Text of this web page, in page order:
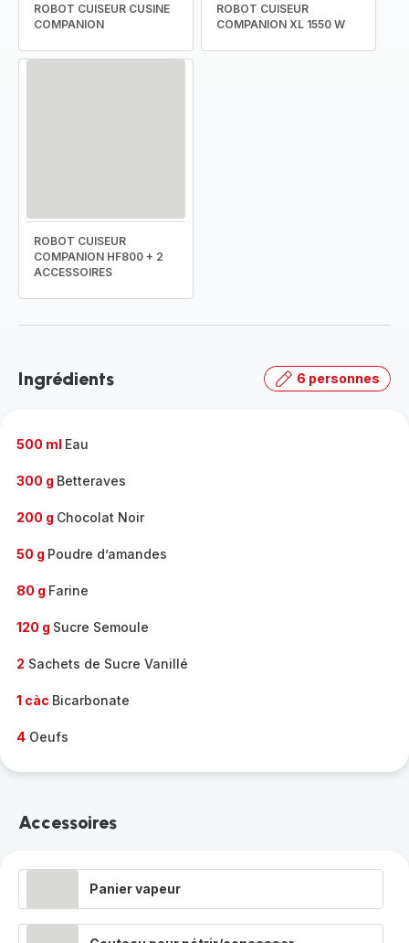
ROBOT CUISEUR CUSINE
COMPANION
ROBOT CUISEUR
COMPANION XL 1550 W
ROBOT CUISEUR
COMPANION HF800 + 2
ACCESSOIRES
Ingrédients 6 personnes
500 ml Eau
300 g Betteraves
200 g Chocolat Noir
50 g Poudre d’amandes
80 g Farine
120 g Sucre Semoule
2 Sachets de Sucre Vanillé
1 càc Bicarbonate
4 Oeufs
Accessoires
Panier vapeur